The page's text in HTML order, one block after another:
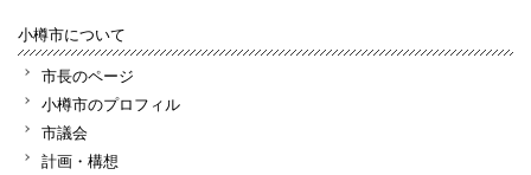
小樽市について
市長のページ
小樽市のプロフィル
市議会
計画・構想